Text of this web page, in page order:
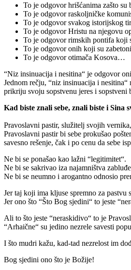
To je odgovor hrišćanima zašto
To je odgovor raskoljničke
To je odgovor svakog istorijskog
To je odgovor Hristu na njegovu
To je odgovor rimskih pontifa koji
To je odgovor onih koji su
To je odgovor otimača Kosova…
“Niz insinuacija i nesitina“ je odgovor
Jednom rečju, “niz insinuacija i
prikriju svoju sopstvenu jeres i
Kad biste znali sebe, znali biste i Sina
Pravoslavni pastir, služitelj svojih
Pravoslavni pastir bi sebe prokušao
savesno rešenje, čak i po cenu da sebe
Ne bi se ponašao kao lažni “legitimitet“.
Ne bi se sakrivao iza najamništva
Ne bi se neumno i arogantno odnosio
Jer taj koji ima kljuse spremno za
Jer ono što “Što Bog sjedini“ to jeste
Ali to što jeste “neraskidivo“ to je
“Arhaične“ su jedino nezrele savesti
I što mudri kažu, kad-tad nezrelost im
Bog sjedini ono što je Božije!